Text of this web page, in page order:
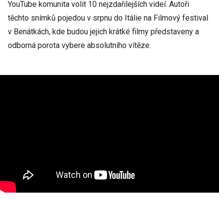
YouTube komunita volit 10 nejzdařilejších videí. Autoři
těchto snímků pojedou v srpnu do Itálie na Filmový festival
v Benátkách, kde budou jejich krátké filmy představeny a
odborná porota vybere absolutního vítěze.